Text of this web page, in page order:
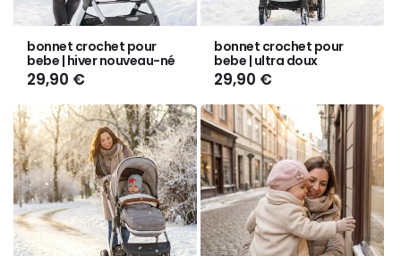
bonnet crochet pour
bebe | hiver nouveau-né
Prix
29,90 €
bonnet crochet pour
bebe | ultra doux
Prix
29,90 €